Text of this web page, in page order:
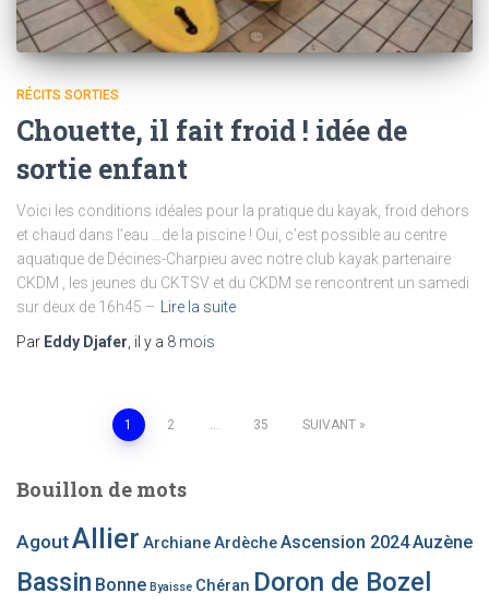
RÉCITS SORTIES
Chouette, il fait froid ! idée de
sortie enfant
Voici les conditions idéales pour la pratique du kayak, froid dehors
et chaud dans l’eau …de la piscine ! Oui, c’est possible au centre
aquatique de Décines-Charpieu avec notre club kayak partenaire
CKDM , les jeunes du CKTSV et du CKDM se rencontrent un samedi
sur deux de 16h45 – Lire la suite
Par Eddy Djafer , il y a 8 mois
Pagination
des
publications
1 2 35 SUIVANT
Bouillon de mots
AgoutAllier ArchianeArdècheAscension 2024Auzène
Bassin Bonne Byaisse Chéran Doron de Bozel